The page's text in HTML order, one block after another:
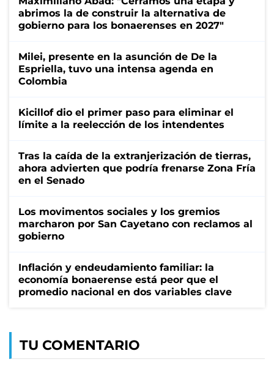
abrimos la de construir la alternativa de
gobierno para los bonaerenses en 2027"
Milei, presente en la asunción de De la
Espriella, tuvo una intensa agenda en
Colombia
Kicillof dio el primer paso para eliminar el
límite a la reelección de los intendentes
Tras la caída de la extranjerización de tierras,
ahora advierten que podría frenarse Zona Fría
en el Senado
Los movimentos sociales y los gremios
marcharon por San Cayetano con reclamos al
gobierno
Inflación y endeudamiento familiar: la
economía bonaerense está peor que el
promedio nacional en dos variables clave
TU COMENTARIO